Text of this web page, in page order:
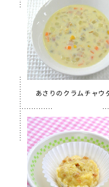
あさりのクラムチャウ